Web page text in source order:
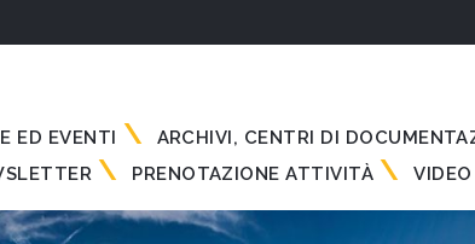
ED EVENTI ARCHIVI, CENTRI DI
PRENOTAZIONE ATTIVITÀ VIDEO